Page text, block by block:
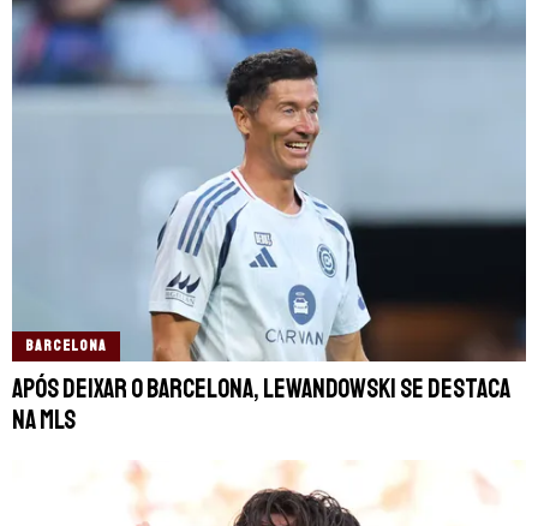
BARCELONA
Após deixar o Barcelona, Lewandowski se destaca
na MLS